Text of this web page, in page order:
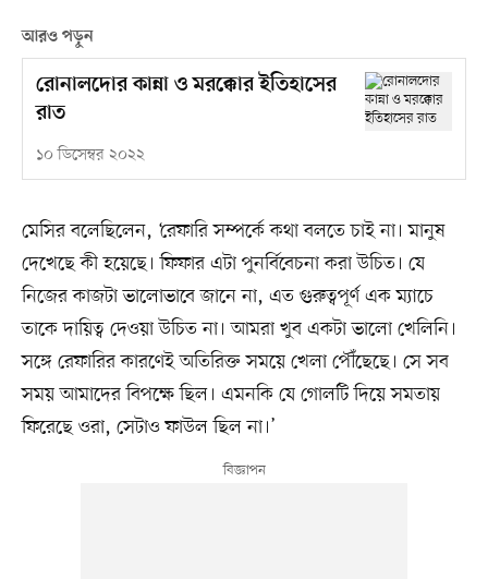
আরও পড়ুন
রোনালদোর কান্না ও মরক্কোর ইতিহাসের
রাত
১০ ডিসেম্বর ২০২২
মেসির বলেছিলেন, ‘রেফারি সম্পর্কে কথা বলতে চাই না। মানুষ
দেখেছে কী হয়েছে। ফিফার এটা পুনর্বিবেচনা করা উচিত। যে
নিজের কাজটা ভালোভাবে জানে না, এত গুরুত্বপূর্ণ এক ম্যাচে
তাকে দায়িত্ব দেওয়া উচিত না। আমরা খুব একটা ভালো খেলিনি।
সঙ্গে রেফারির কারণেই অতিরিক্ত সময়ে খেলা পৌঁছেছে। সে সব
সময় আমাদের বিপক্ষে ছিল। এমনকি যে গোলটি দিয়ে সমতায়
ফিরেছে ওরা, সেটাও ফাউল ছিল না।’